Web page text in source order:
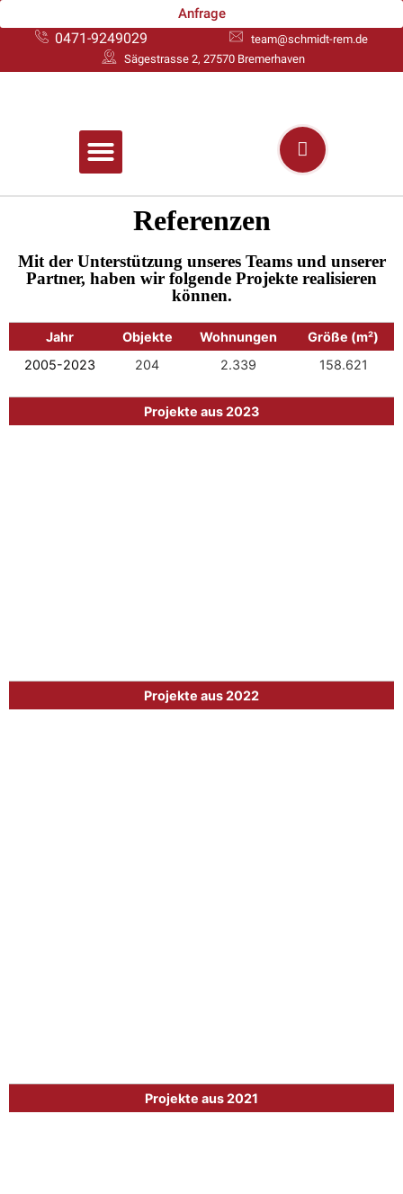
Anfrage
0471-9249029
team@schmidt-rem.de
Sägestrasse 2, 27570 Bremerhaven
Referenzen
Mit der Unterstützung unseres Teams und unserer
Partner, haben wir folgende Projekte realisieren
können.
Jahr Objekte Wohnungen
Größe (m²)
2005-2023
204 2.339 158.621
Projekte aus 2023
Projekte aus 2022
Projekte aus 2021